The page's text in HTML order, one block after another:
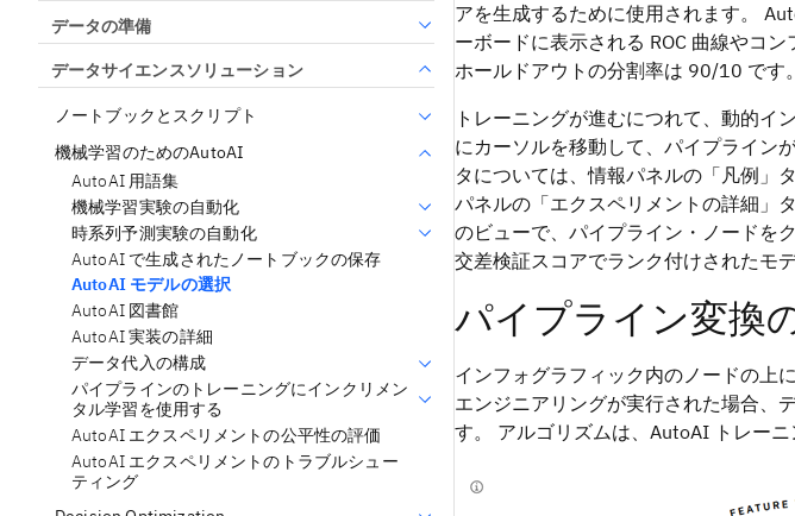
データの準備
データサイエンスソリューション
ノートブックとスクリプト
機械学習のためのAutoAI
AutoAI 用語集
機械学習実験の自動化
時系列予測実験の自動化
AutoAI で生成されたノートブックの保存
AutoAI モデルの選択
AutoAI 図書館
AutoAI 実装の詳細
データ代入の構成
パイプラインのトレーニングにインクリメン
タル学習を使用する
AutoAI エクスペリメントの公平性の評価
AutoAI エクスペリメントのトラブルシュー
ティング
アを生成するために使用されます。
ーボードに表示される ROC 曲線やコ
ホールドアウトの分割率は 90/10 です。
トレーニングが進むにつれて、動的イ
にカーソルを移動して、パイプライン
タについては、情報パネルの「凡例」
パネルの「エクスペリメントの詳細」
のビューで、パイプライン・ノードを
交差検証スコアでランク付けされたモ
パイプライン変換
インフォグラフィック内のノードの上
エンジニアリングが実行された場合、
す。 アルゴリズムは、AutoAI トレー